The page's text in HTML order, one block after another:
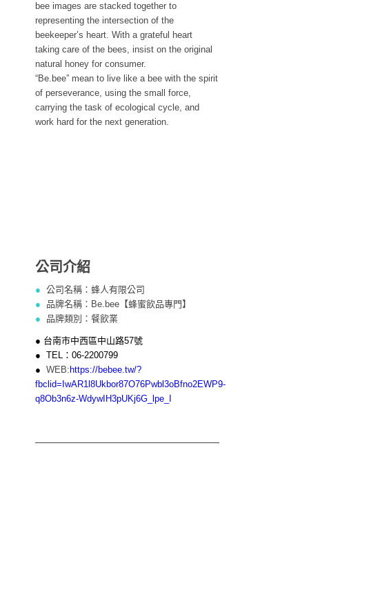
bee images are stacked together to
representing the intersection of the
beekeeper’s heart. With a grateful heart
taking care of the bees, insist on the original
natural honey for consumer.
“Be.bee” mean to live like a bee with the spirit
of perseverance, using the small force,
carrying the task of ecological cycle, and
work hard for the next generation.
公司介紹
●公司名稱：蜂人有限公司
● 品牌名稱：Be.bee【蜂蜜飲品專門】
● 品牌類別：餐飲業
● 台南市中西區中山路57號
● TEL：06-2200799
●WEB: https://bebee.tw/?
fbclid=IwAR1l8Ukbor87O76Pwbl3oBfno2EWP9-
q8Ob3n6z-WdywIH3pUKj6G_lpe_I